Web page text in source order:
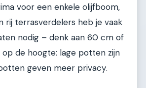
voor een enkele olijfboom,
rij terrasverdelers heb je vaak
nodig – denk aan 60 cm of
op de hoogte: lage potten zijn
geven meer privacy.